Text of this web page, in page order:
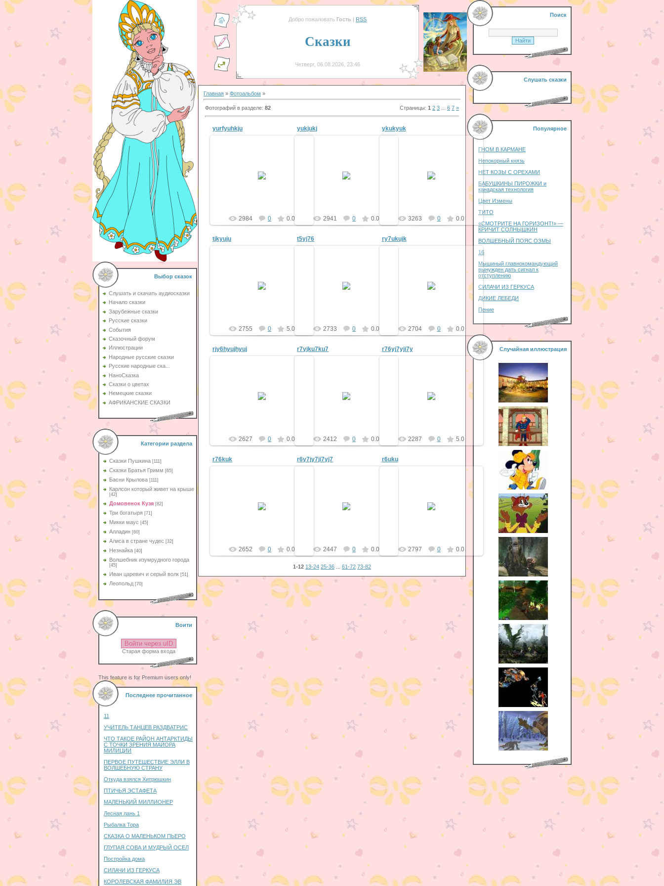
Выбор сказок
Слушать и скачать аудиосказки
Начало сказки
Зарубежные сказки
Русские сказки
События
Сказочный форум
Иллюстрации
Народные русские сказки
Русские народные ска...
НаноСказка
Сказки о цветах
Немецкие сказки
АФРИКАНСКИЕ СКАЗКИ
Категории раздела
Сказки Пушкина [111]
Сказки Братья Гримм [65]
Басни Крылова [111]
Карлсон который живет на крыше
[42]
Домовенок Кузя [82]
Три богатыря [71]
Микки маус [45]
Алладин [60]
Aлиса в стране чудес [32]
Незнайка [40]
Волшебник изумрудного города
[45]
Иван царевич и серый волк [51]
Леопольд [70]
Воити
Войти через uID
Старая форма входа
This feature is for Premium users only!
Последнее прочитанное
11
УЧИТЕЛЬ ТАНЦЕВ РАЗДВАТРИС
ЧТО ТАКОЕ РАЙОН АНТАРКТИДЫ
С ТОЧКИ ЗРЕНИЯ МАЙОРА
МИЛИЦИИ
ПЕРВОЕ ПУТЕШЕСТВИЕ ЭЛЛИ В
ВОЛШЕБНУЮ СТРАНУ
Откуда взялся Хитрюшкин
ПТИЧЬЯ ЭСТАФЕТА
МАЛЕНЬКИЙ МИЛЛИОНЕР
Лесная лань 1
Рыбалка Тора
СКАЗКА О МАЛЕНЬКОМ ПЬЕРО
ГЛУПАЯ СОВА И МУДРЫЙ ОСЕЛ
Постройка дома
СИЛАЧИ ИЗ ГЕРКУСА
КОРОЛЕВСКАЯ ФАМИЛИЯ ЭВ
Добро пожаловать Гость | RSS
Сказки
Четверг, 06.08.2026, 23:46
Главная » Фотоальбом »
Фотографий в разделе: 82 Страницы: 1 2 3 6 7 »
yurfyuhkju
2984 0 0.0
yukjukj
2941 0 0.0
ykukyuk
3263 0 0.0
tjkyuju
2755 0 5.0
t5yj76
2733 0 0.0
ry7ukujk
2704 0 0.0
rjy6hyujhyuj
2627 0 0.0
r7yjku7ku7
2412 0 0.0
r76yj7yji7y
2287 0 5.0
r76kuk
2652 0 0.0
r6y7jy7ji7yj7
2447 0 0.0
r6uku
2797 0 0.0
1-12 13-24 25-36 61-72 73-82
Поиск
Слушать сказки
Популярное
ГНОМ В КАРМАНЕ
Непокорный князь
НЕТ КОЗЫ С ОРЕХАМИ
БАБУШКИНЫ ПИРОЖКИ и
канадская технология
Цвет Измены
ТИТО
«СМОТРИТЕ НА ГОРИЗОНТ!» —
КРИЧИТ СОЛНЫШКИН
ВОЛШЕБНЫЙ ПОЯС ОЗМЫ
16
Мышиный главнокомандующий
вынужден дать сигнал к
отступлению
СИЛАЧИ ИЗ ГЕРКУСА
ДИКИЕ ЛЕБЕДИ
Пение
Случайная иллюстрация